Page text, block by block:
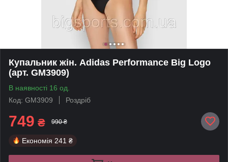
Купальник жін. Adidas Performance Big Logo
(арт. GM3909)
В наявності 16 од.
Код: GM3909
Роздріб
749 ₴ 990 ₴
Економія 241 ₴